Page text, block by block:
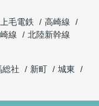
上毛電鉄
高崎線
線
北陸新幹線
総社 新町
城東